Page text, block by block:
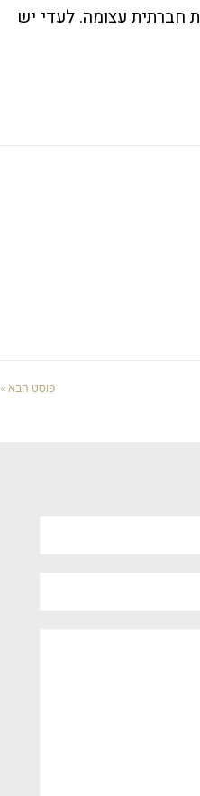
חברתית עצומה. לעדי יש
פוסט הבא »